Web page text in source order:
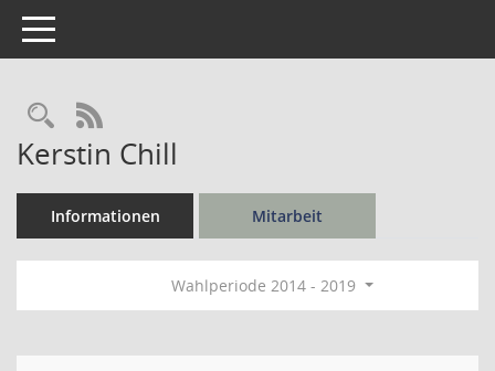
Toggle navigation
Rechercheauswahl
RSS-Feed
Kerstin Chill
Informationen Mitarbeit
Wahlperiode 2014 - 2019